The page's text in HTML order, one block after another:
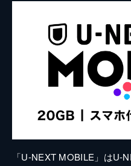
「U-NEXT MOBILE」はU-